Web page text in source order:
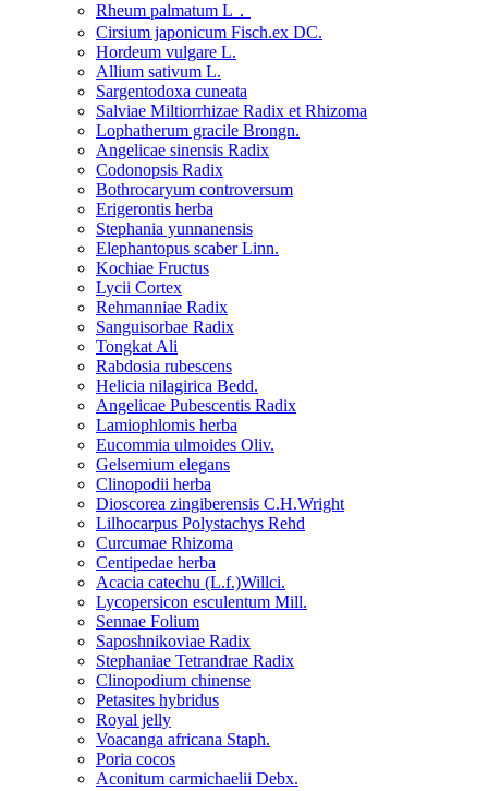
Rheum palmatum L．
Cirsium japonicum Fisch.ex DC.
Hordeum vulgare L.
Allium sativum L.
Sargentodoxa cuneata
Salviae Miltiorrhizae Radix et Rhizoma
Lophatherum gracile Brongn.
Angelicae sinensis Radix
Codonopsis Radix
Bothrocaryum controversum
Erigerontis herba
Stephania yunnanensis
Elephantopus scaber Linn.
Kochiae Fructus
Lycii Cortex
Rehmanniae Radix
Sanguisorbae Radix
Tongkat Ali
Rabdosia rubescens
Helicia nilagirica Bedd.
Angelicae Pubescentis Radix
Lamiophlomis herba
Eucommia ulmoides Oliv.
Gelsemium elegans
Clinopodii herba
Dioscorea zingiberensis C.H.Wright
Lilhocarpus Polystachys Rehd
Curcumae Rhizoma
Centipedae herba
Acacia catechu (L.f.)Willci.
Lycopersicon esculentum Mill.
Sennae Folium
Saposhnikoviae Radix
Stephaniae Tetrandrae Radix
Clinopodium chinense
Petasites hybridus
Royal jelly
Voacanga africana Staph.
Poria cocos
Aconitum carmichaelii Debx.